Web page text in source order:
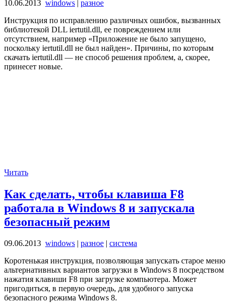
10.06.2013 windows | разное
Инструкция по исправлению различных ошибок, вызванных
библиотекой DLL iertutil.dll, ее повреждением или
отсутствием, например «Приложение не было запущено,
поскольку iertutil.dll не был найден». Причины, по которым
скачать iertutil.dll — не способ решения проблем, а, скорее,
принесет новые.
Читать
Как сделать, чтобы клавиша F8
работала в Windows 8 и запускала
безопасный режим
09.06.2013 windows | разное | система
Коротенькая инструкция, позволяющая запускать старое меню
альтернативных вариантов загрузки в Windows 8 посредством
нажатия клавиши F8 при загрузке компьютера. Может
пригодиться, в первую очередь, для удобного запуска
безопасного режима Windows 8.